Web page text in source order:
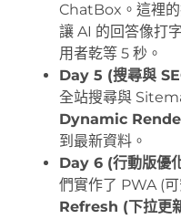
ChatBox。這裡
讓 AI 的回答像打
用者乾等 5 秒。
Day 5 (搜尋與
全站搜尋與
Dynamic
到最新資料。
Day 6 (行動版優
們實作了 PWA (
Refresh (下拉更